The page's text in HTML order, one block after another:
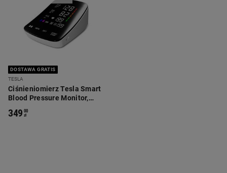
DOSTAWA GRATIS
TESLA
Ciśnieniomierz Tesla Smart
Blood Pressure Monitor,
349 00
zł